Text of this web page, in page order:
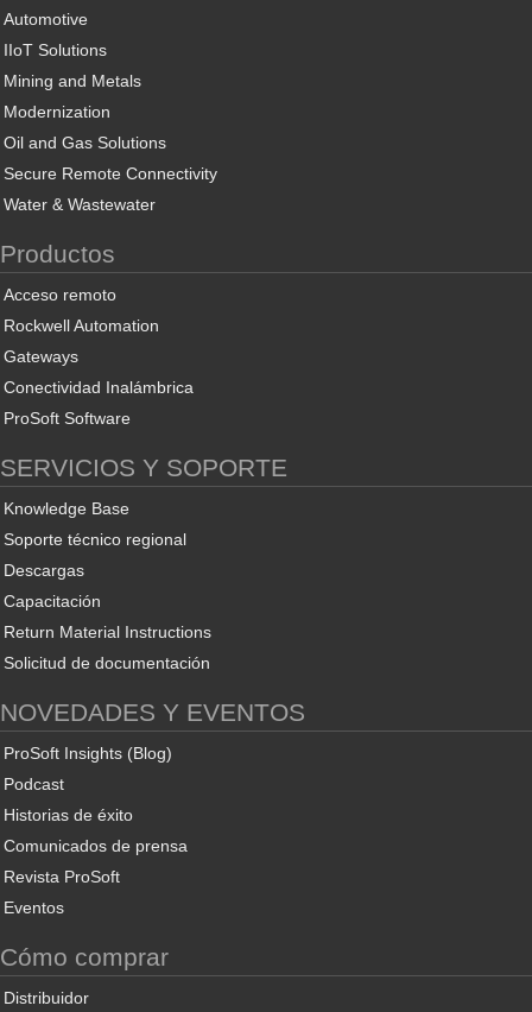
Automotive
IIoT Solutions
Mining and Metals
Modernization
Oil and Gas Solutions
Secure Remote Connectivity
Water & Wastewater
Productos
Acceso remoto
Rockwell Automation
Gateways
Conectividad Inalámbrica
ProSoft Software
SERVICIOS Y SOPORTE
Knowledge Base
Soporte técnico regional
Descargas
Capacitación
Return Material Instructions
Solicitud de documentación
NOVEDADES Y EVENTOS
ProSoft Insights (Blog)
Podcast
Historias de éxito
Comunicados de prensa
Revista ProSoft
Eventos
Cómo comprar
Distribuidor